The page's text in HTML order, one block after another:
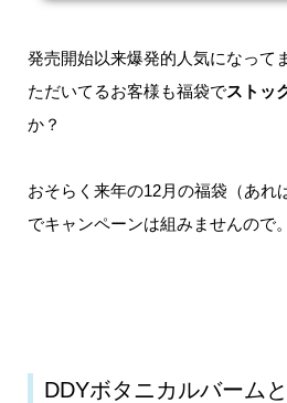
品で#洗い流さないトリートメント を製作しました
デビ...
発売開始以来爆発的人気になって
ただいてるお客様も福袋でストッ
か？
おそらく来年の12月の福袋（あれ
でキャンペーンは組みませんので。
DDYボタニカルバーム